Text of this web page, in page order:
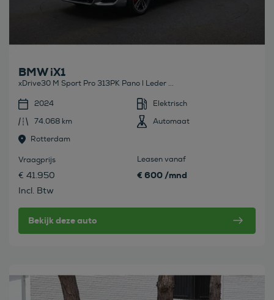
BMW iX1
xDrive30 M Sport Pro 313PK Pano l Leder ...
2024
Elektrisch
74.068 km
Automaat
Rotterdam
Vraagprijs
€ 41.950
Incl. Btw
Leasen vanaf
€ 600 /mnd
Bekijk deze auto
Bekijk deze auto